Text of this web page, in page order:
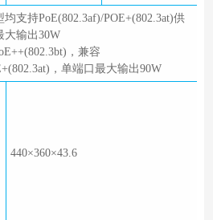
均支持PoE(802.3af)/POE+(802.3at)供
大输出30W
，兼容
，单端口最大输出90W
440×360×43.6